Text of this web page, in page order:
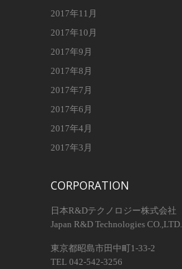
2017年11月
2017年10月
2017年9月
2017年8月
2017年7月
2017年6月
2017年4月
2017年3月
CORPORATION
日本R&Dテクノロジー株式会社
Japan R&D Technologies CO.,LTD.
東京都昭島市田中町1-33-2
TEL 042-542-3256